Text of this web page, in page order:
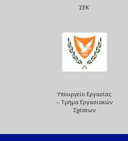
ΣΕΚ
Υπουργείο Εργασίας
– Τμήμα Εργασιακών
Σχέσεων